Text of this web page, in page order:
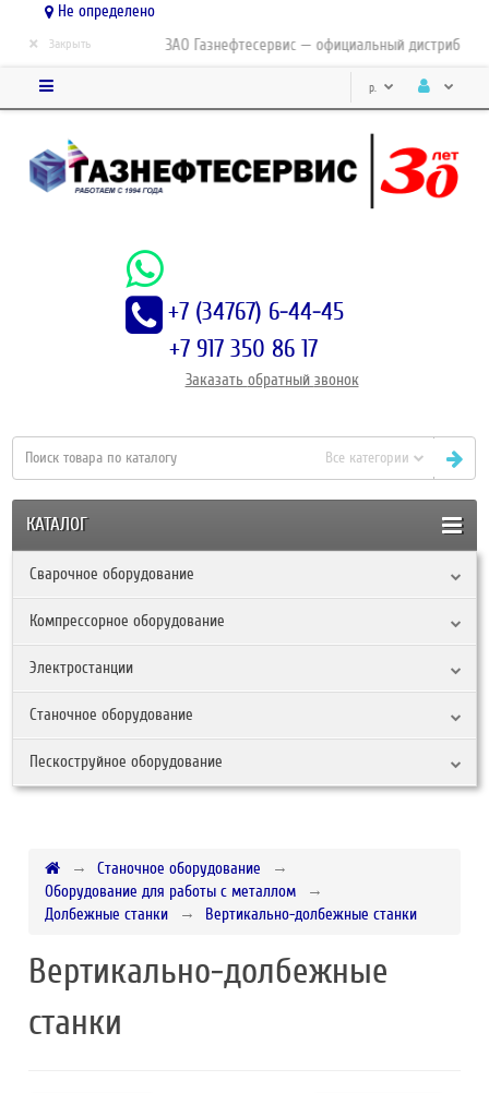
Не определено
ЗАО Газнефтесервис — официальный
× Закрыть
р.
+7 (34767) 6-44-45
+7 917 350 86 17
Заказать обратный звонок
Все категории
КАТАЛОГ
Сварочное оборудование
Компрессорное оборудование
Электростанции
Станочное оборудование
Пескоструйное оборудование
Станочное оборудование
Оборудование для работы с металлом
Долбежные станки
Вертикально-долбежные станки
Вертикально-долбежные
станки